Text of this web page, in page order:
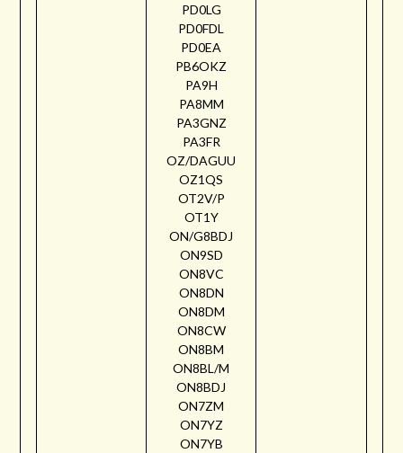
PD0LG
PD0FDL
PD0EA
PB6OKZ
PA9H
PA8MM
PA3GNZ
PA3FR
OZ/DAGUU
OZ1QS
OT2V/P
OT1Y
ON/G8BDJ
ON9SD
ON8VC
ON8DN
ON8DM
ON8CW
ON8BM
ON8BL/M
ON8BDJ
ON7ZM
ON7YZ
ON7YB